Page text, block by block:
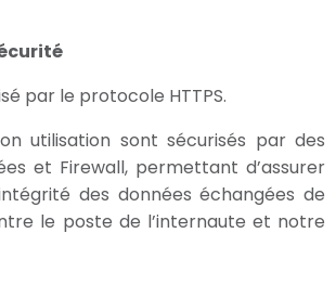
par le protocole HTTPS.
utilisation sont sécurisés par des
et Firewall, permettant d’assurer
des données échangées de
le poste de l’internaute et notre